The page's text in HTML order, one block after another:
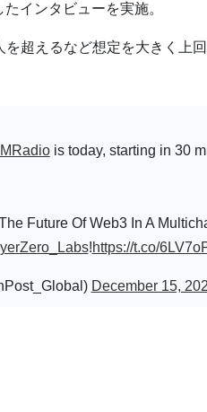
インタビューを実施。
を超えるなど想定を大きく上
is today, starting in 30
Future Of Web3 In A
!https://t.co/
December 15,